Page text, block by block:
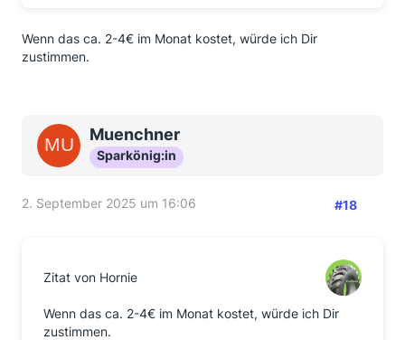
Wenn das ca. 2-4€ im Monat kostet, würde ich Dir
zustimmen.
Muenchner
Sparkönig:in
2. September 2025 um 16:06 #18
Zitat von Hornie
Wenn das ca. 2-4€ im Monat kostet, würde ich Dir
zustimmen.